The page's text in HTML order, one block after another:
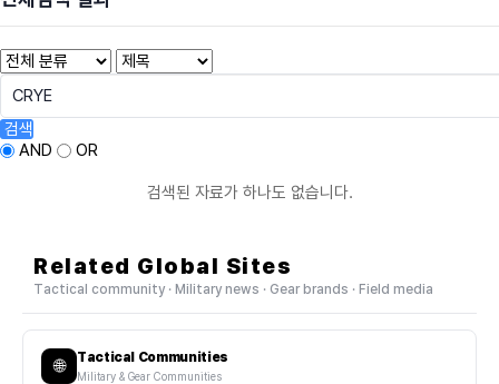
검색
AND
OR
검색된 자료가 하나도 없습니다.
Related Global Sites
Tactical community · Military news · Gear brands · Field media
🌐 Tactical Communities
Military & Gear Communities